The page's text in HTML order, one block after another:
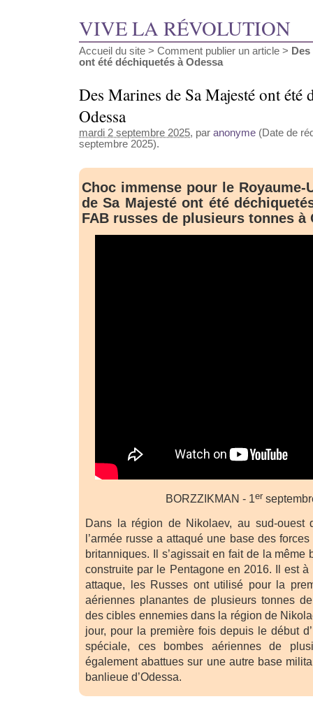
VIVE LA RÉVOLUTION
Accueil du site > Comment publier un article >
ont été déchiquetés à Odessa
Des Marines de Sa Majesté ont été
Odessa
mardi 2 septembre 2025, par anonyme (Date de
septembre 2025).
Choc immense pour le Royaume-
de Sa Majesté ont été
FAB russes de plusieurs tonnes à
BORZZIKMAN - 1er
Dans la région de Nikolaev, au sud-ouest
l’armée russe a attaqué une base des
britanniques. Il s’agissait en fait de la même
construite par le Pentagone en 2016. Il est
attaque, les Russes ont utilisé pour la
aériennes planantes de plusieurs tonnes
des cibles ennemies dans la région de
jour, pour la première fois depuis le début
spéciale, ces bombes aériennes de
également abattues sur une autre base
banlieue d’Odessa.